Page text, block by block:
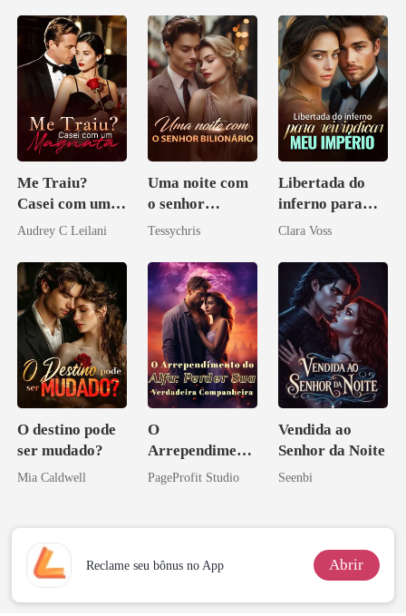
Me Traiu?
Casei com um
Magnata
Audrey C Leilani
Uma noite com
o senhor
Bilionário
Tessychris
Libertada do
inferno para
reivindicar meu
Clara Voss
O destino pode
ser mudado?
Mia Caldwell
O
Arrependiment
o do Alfa:
Companheira
PageProfit Studio
Vendida ao
Senhor da Noite
Seenbi
Reclame seu bônus no App Abrir